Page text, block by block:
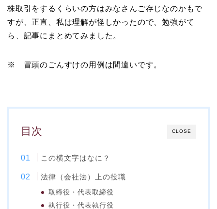
株取引をするくらいの方はみなさんご存じなのかもで
すが、正直、私は理解が怪しかったので、勉強がて
ら、記事にまとめてみました。
※ 冒頭のごんすけの用例は間違いです。
CLOSE
目次
この横文字はなに？
法律（会社法）上の役職
取締役・代表取締役
執行役・代表執行役